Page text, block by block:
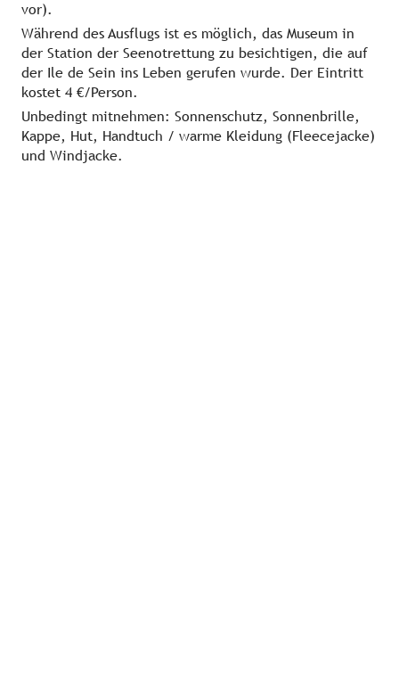
vor).
Während des Ausflugs ist es möglich, das Museum in
der Station der Seenotrettung zu besichtigen, die auf
der Ile de Sein ins Leben gerufen wurde. Der Eintritt
kostet 4 €/Person.
Unbedingt mitnehmen: Sonnenschutz, Sonnenbrille,
Kappe, Hut, Handtuch / warme Kleidung (Fleecejacke)
und Windjacke.